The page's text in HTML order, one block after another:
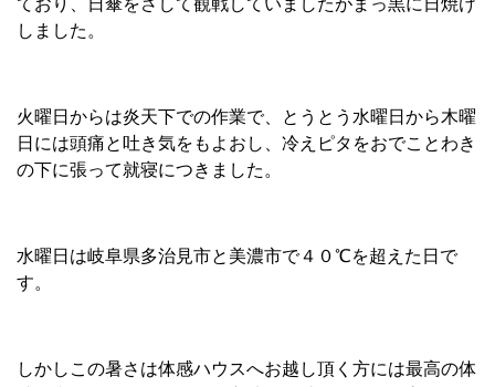
ており、日傘をさして観戦していましたがまっ黒に日焼け
しました。
火曜日からは炎天下での作業で、とうとう水曜日から木曜
日には頭痛と吐き気をもよおし、冷えピタをおでことわき
の下に張って就寝につきました。
水曜日は岐阜県多治見市と美濃市で４０℃を超えた日で
す。
しかしこの暑さは体感ハウスへお越し頂く方には最高の体